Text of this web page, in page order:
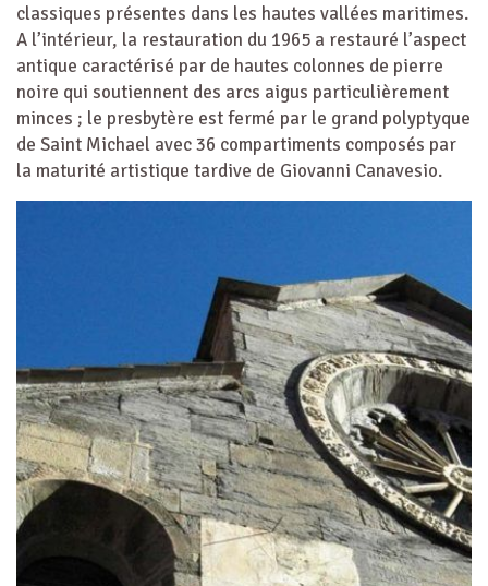
classiques présentes dans les hautes vallées maritimes.
A l’intérieur, la restauration du 1965 a restauré l’aspect
antique caractérisé par de hautes colonnes de pierre
noire qui soutiennent des arcs aigus particulièrement
minces ; le presbytère est fermé par le grand polyptyque
de Saint Michael avec 36 compartiments composés par
la maturité artistique tardive de Giovanni Canavesio.